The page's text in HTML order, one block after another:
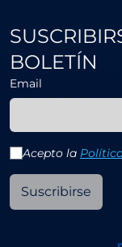
BOLETÍN
Email
Acepto la
Suscribirse